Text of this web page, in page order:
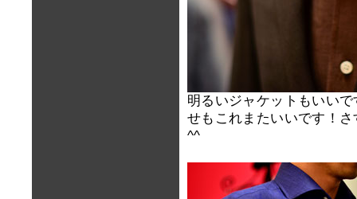
明るいジャケットもいい
せもこれまたいいです！
^^